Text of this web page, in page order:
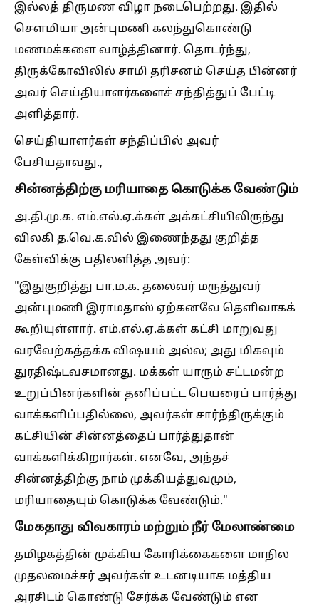
இல்லத் திருமண விழா நடைபெற்றது. இதில்
சௌமியா அன்புமணி கலந்துகொண்டு
மணமக்களை வாழ்த்தினார். தொடர்ந்து,
திருக்கோவிலில் சாமி தரிசனம் செய்த பின்னர்
அவர் செய்தியாளர்களைச் சந்தித்துப் பேட்டி
அளித்தார்.
செய்தியாளர்கள் சந்திப்பில் அவர்
பேசியதாவது.,
சின்னத்திற்கு மரியாதை கொடுக்க வேண்டும்
அ.தி.மு.க. எம்.எல்.ஏ.க்கள் அக்கட்சியிலிருந்து
விலகி த.வெ.க.வில் இணைந்தது குறித்த
கேள்விக்கு பதிலளித்த அவர்:
"இதுகுறித்து பா.ம.க. தலைவர் மருத்துவர்
அன்புமணி இராமதாஸ் ஏற்கனவே தெளிவாகக்
கூறியுள்ளார். எம்.எல்.ஏ.க்கள் கட்சி மாறுவது
வரவேற்கத்தக்க விஷயம் அல்ல; அது மிகவும்
துரதிஷ்டவசமானது. மக்கள் யாரும் சட்டமன்ற
உறுப்பினர்களின் தனிப்பட்ட பெயரைப் பார்த்து
வாக்களிப்பதில்லை, அவர்கள் சார்ந்திருக்கும்
கட்சியின் சின்னத்தைப் பார்த்துதான்
வாக்களிக்கிறார்கள். எனவே, அந்தச்
சின்னத்திற்கு நாம் முக்கியத்துவமும்,
மரியாதையும் கொடுக்க வேண்டும்."
மேகதாது விவகாரம் மற்றும் நீர் மேலாண்மை
தமிழகத்தின் முக்கிய கோரிக்கைகளை மாநில
முதலமைச்சர் அவர்கள் உடனடியாக மத்திய
அரசிடம் கொண்டு சேர்க்க வேண்டும் என